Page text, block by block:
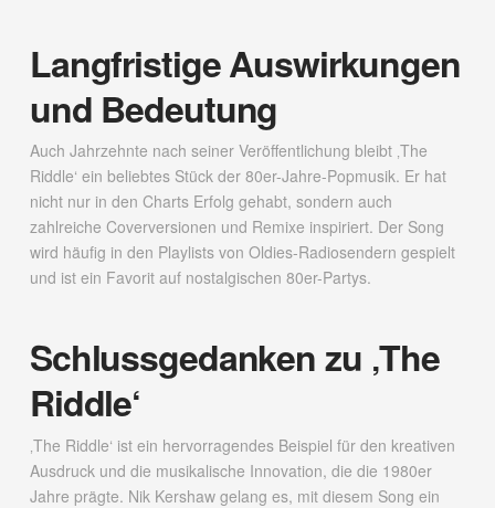
Langfristige Auswirkungen
und Bedeutung
Auch Jahrzehnte nach seiner Veröffentlichung bleibt ‚The
Riddle‘ ein beliebtes Stück der 80er-Jahre-Popmusik. Er hat
nicht nur in den Charts Erfolg gehabt, sondern auch
zahlreiche Coverversionen und Remixe inspiriert. Der Song
wird häufig in den Playlists von Oldies-Radiosendern gespielt
und ist ein Favorit auf nostalgischen 80er-Partys.
Schlussgedanken zu ‚The
Riddle‘
‚The Riddle‘ ist ein hervorragendes Beispiel für den kreativen
Ausdruck und die musikalische Innovation, die die 1980er
Jahre prägte. Nik Kershaw gelang es, mit diesem Song ein